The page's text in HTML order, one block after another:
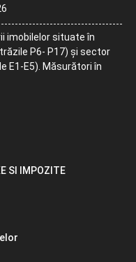
imobilelor situate în
P6- P17) și sector
E1-E5). Măsurători în
SI IMPOZITE